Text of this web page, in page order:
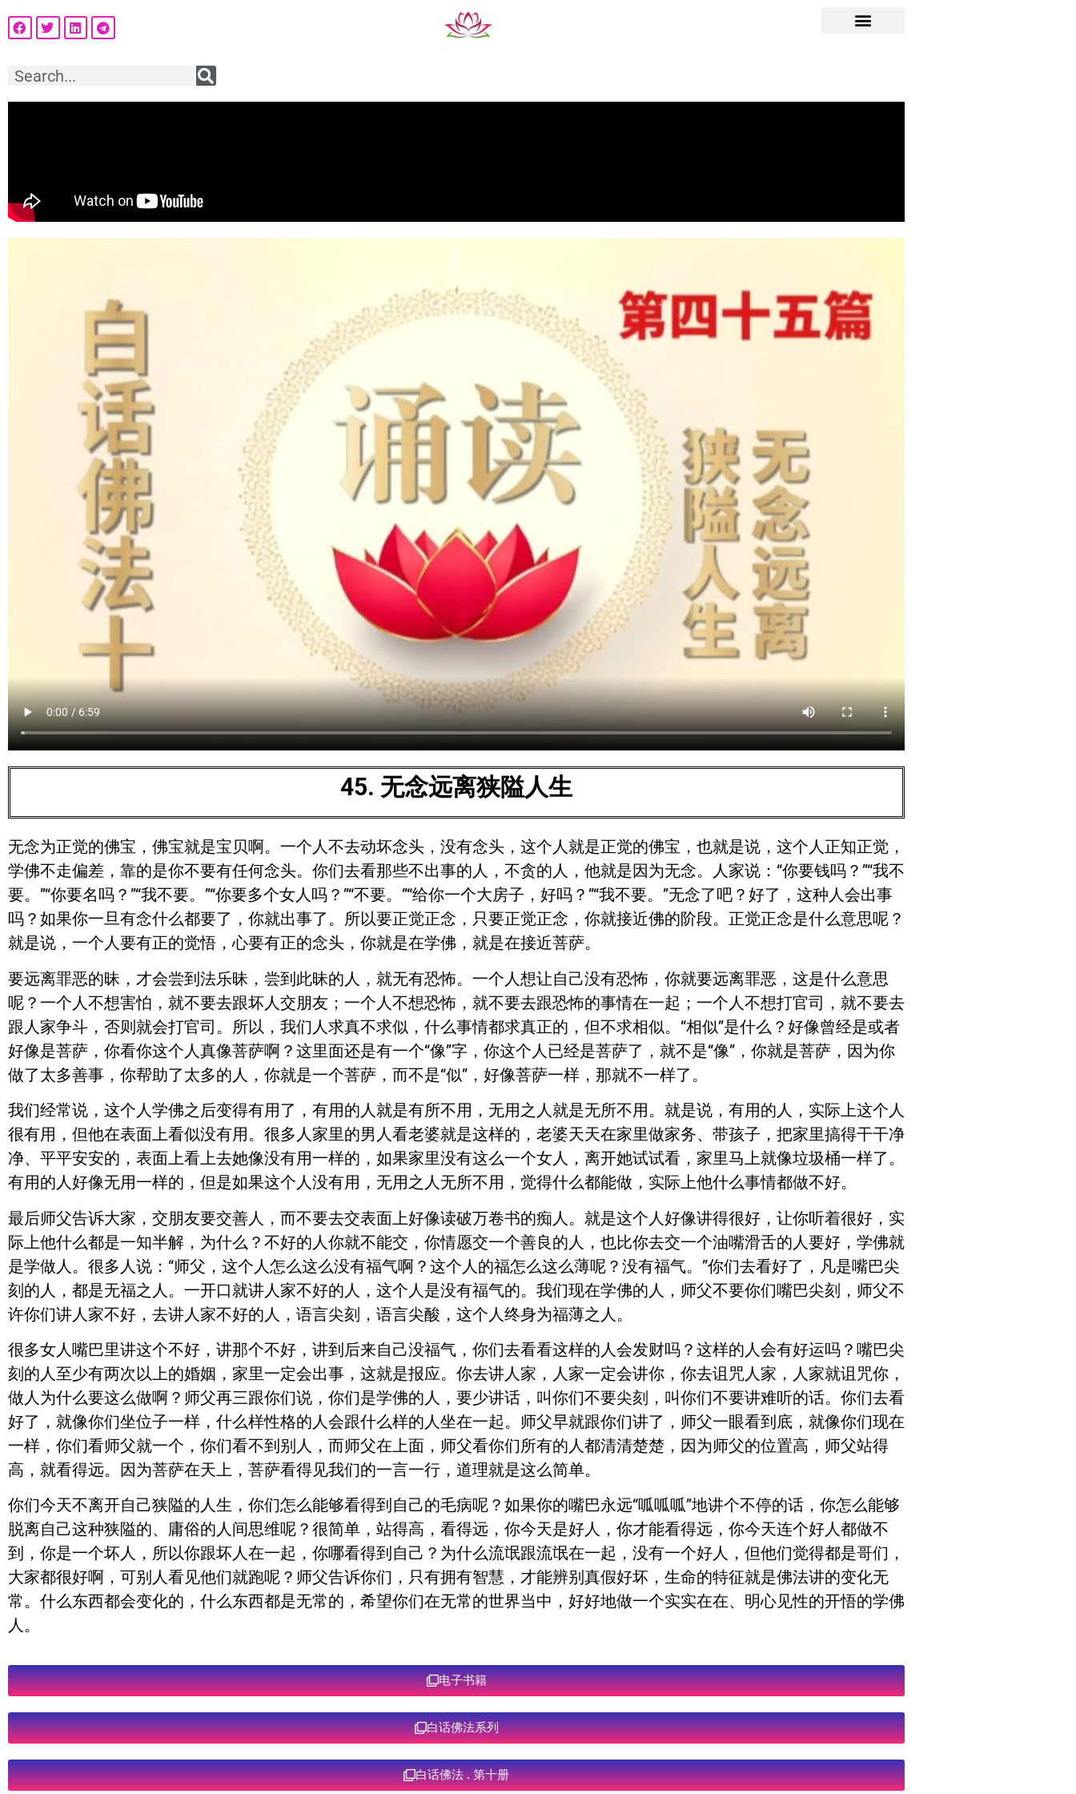
45. 无念远离狭隘人生
无念为正觉的佛宝，佛宝就是宝贝啊。一个人不去动坏念头，没有念头，这个人就是正觉的佛宝，也就是说，这个人正知正觉，
学佛不走偏差，靠的是你不要有任何念头。你们去看那些不出事的人，不贪的人，他就是因为无念。人家说：“你要钱吗？”“我不
要。”“你要名吗？”“我不要。”“你要多个女人吗？”“不要。”“给你一个大房子，好吗？”“我不要。”无念了吧？好了，这种人会出事
吗？如果你一旦有念什么都要了，你就出事了。所以要正觉正念，只要正觉正念，你就接近佛的阶段。正觉正念是什么意思呢？
就是说，一个人要有正的觉悟，心要有正的念头，你就是在学佛，就是在接近菩萨。
要远离罪恶的昧，才会尝到法乐昧，尝到此昧的人，就无有恐怖。一个人想让自己没有恐怖，你就要远离罪恶，这是什么意思
呢？一个人不想害怕，就不要去跟坏人交朋友；一个人不想恐怖，就不要去跟恐怖的事情在一起；一个人不想打官司，就不要去
跟人家争斗，否则就会打官司。所以，我们人求真不求似，什么事情都求真正的，但不求相似。“相似”是什么？好像曾经是或者
好像是菩萨，你看你这个人真像菩萨啊？这里面还是有一个“像”字，你这个人已经是菩萨了，就不是“像”，你就是菩萨，因为你
做了太多善事，你帮助了太多的人，你就是一个菩萨，而不是“似”，好像菩萨一样，那就不一样了。
我们经常说，这个人学佛之后变得有用了，有用的人就是有所不用，无用之人就是无所不用。就是说，有用的人，实际上这个人
很有用，但他在表面上看似没有用。很多人家里的男人看老婆就是这样的，老婆天天在家里做家务、带孩子，把家里搞得干干净
净、平平安安的，表面上看上去她像没有用一样的，如果家里没有这么一个女人，离开她试试看，家里马上就像垃圾桶一样了。
有用的人好像无用一样的，但是如果这个人没有用，无用之人无所不用，觉得什么都能做，实际上他什么事情都做不好。
最后师父告诉大家，交朋友要交善人，而不要去交表面上好像读破万卷书的痴人。就是这个人好像讲得很好，让你听着很好，实
际上他什么都是一知半解，为什么？不好的人你就不能交，你情愿交一个善良的人，也比你去交一个油嘴滑舌的人要好，学佛就
是学做人。很多人说：“师父，这个人怎么这么没有福气啊？这个人的福怎么这么薄呢？没有福气。”你们去看好了，凡是嘴巴尖
刻的人，都是无福之人。一开口就讲人家不好的人，这个人是没有福气的。我们现在学佛的人，师父不要你们嘴巴尖刻，师父不
许你们讲人家不好，去讲人家不好的人，语言尖刻，语言尖酸，这个人终身为福薄之人。
很多女人嘴巴里讲这个不好，讲那个不好，讲到后来自己没福气，你们去看看这样的人会发财吗？这样的人会有好运吗？嘴巴尖
刻的人至少有两次以上的婚姻，家里一定会出事，这就是报应。你去讲人家，人家一定会讲你，你去诅咒人家，人家就诅咒你，
做人为什么要这么做啊？师父再三跟你们说，你们是学佛的人，要少讲话，叫你们不要尖刻，叫你们不要讲难听的话。你们去看
好了，就像你们坐位子一样，什么样性格的人会跟什么样的人坐在一起。师父早就跟你们讲了，师父一眼看到底，就像你们现在
一样，你们看师父就一个，你们看不到别人，而师父在上面，师父看你们所有的人都清清楚楚，因为师父的位置高，师父站得
高，就看得远。因为菩萨在天上，菩萨看得见我们的一言一行，道理就是这么简单。
你们今天不离开自己狭隘的人生，你们怎么能够看得到自己的毛病呢？如果你的嘴巴永远“呱呱呱”地讲个不停的话，你怎么能够
脱离自己这种狭隘的、庸俗的人间思维呢？很简单，站得高，看得远，你今天是好人，你才能看得远，你今天连个好人都做不
到，你是一个坏人，所以你跟坏人在一起，你哪看得到自己？为什么流氓跟流氓在一起，没有一个好人，但他们觉得都是哥们，
大家都很好啊，可别人看见他们就跑呢？师父告诉你们，只有拥有智慧，才能辨别真假好坏，生命的特征就是佛法讲的变化无
常。什么东西都会变化的，什么东西都是无常的，希望你们在无常的世界当中，好好地做一个实实在在、明心见性的开悟的学佛
人。
电子书籍
白话佛法系列
白话佛法 . 第十册